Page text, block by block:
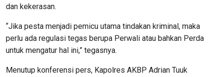
dan kekerasan.
“Jika pesta menjadi pemicu utama tindakan kriminal, maka
perlu ada regulasi tegas berupa Perwali atau bahkan Perda
untuk mengatur hal ini,” tegasnya.
Menutup konferensi pers, Kapolres AKBP Adrian Tuuk